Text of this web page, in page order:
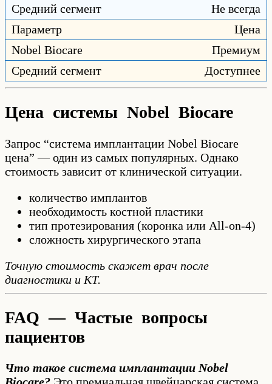
Не всегда
Цена
Премиум
Доступнее
Цена системы Nobel Biocare
Запрос “система имплантации Nobel Biocare
цена” — один из самых популярных. Однако
стоимость зависит от клинической ситуации.
количество имплантов
необходимость костной пластики
тип протезирования (коронка или All-on-4)
сложность хирургического этапа
Точную стоимость скажет врач после
диагностики и КТ.
FAQ — Частые вопросы
пациентов
Что такое система имплантации Nobel